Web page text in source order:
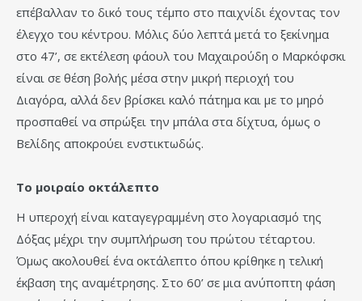
επέβαλλαν το δικό τους τέμπο στο παιχνίδι έχοντας τον
έλεγχο του κέντρου. Μόλις δύο λεπτά μετά το ξεκίνημα
στο 47’, σε εκτέλεση φάουλ του Μαχαιρούδη ο Μαρκόφσκι
είναι σε θέση βολής μέσα στην μικρή περιοχή του
Διαγόρα, αλλά δεν βρίσκει καλό πάτημα και με το μηρό
προσπαθεί να σπρώξει την μπάλα στα δίχτυα, όμως ο
Βελίδης αποκρούει ενστικτωδώς.
Το μοιραίο οκτάλεπτο
Η υπεροχή είναι καταγεγραμμένη στο λογαριασμό της
Δόξας μέχρι την συμπλήρωση του πρώτου τέταρτου.
Όμως ακολουθεί ένα οκτάλεπτο όπου κρίθηκε η τελική
έκβαση της αναμέτρησης. Στο 60’ σε μια ανύποπτη φάση